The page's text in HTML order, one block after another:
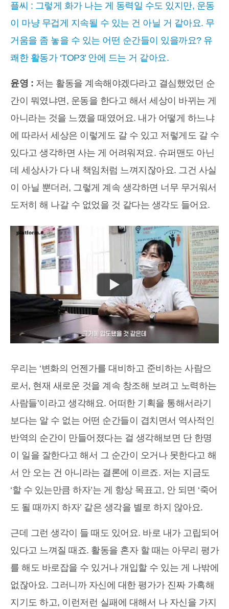
플씨 : 그렇게 화가 나는 게 동력일 수도 있지만, 운동
이 마냥 무겁게 지속될 수 있는 건 아닐 거 같아요. 무
거움을 좀 놓을 수 있는 어떤 순간들이 있을까요? 유
쾌한 활동가 ‘TOP3’ 안에 드는 거 같아요.
윤영 : 저는 활동을 계속해야겠다라고 결심했었던 순
간이 뭐였냐면, 운동을 한다고 해서 세상이 바뀌는 게
아니라는 것을 느꼈을 때였어요. 내가 어떻게 하느냐
에 따라서 세상은 이렇게도 갈 수 있고 저렇게도 갈 수
있다고 생각하면 사는 게 어려워져요. 슈퍼맨도 아닌
데 세상사가 다 내 책임처럼 느껴지잖아요. 그건 사실
이 아닐 뿐더러, 그렇게 계속 생각하면 너무 무거워서
도저히 해 나갈 수 없었을 것 같다는 생각도 들어요.
우리는 ‘변화의 언젠가를 대비하고 준비하는 사람으
로서, 현재 새로운 것을 계속 창조해 보려고 노력하는
사람들’이라고 생각해요. 어떠한 기획을 통해서라기
보다는 알 수 없는 어떤 순간들이 겹치면서 역사적인
반역의 순간이 만들어졌다는 걸 생각해보면 단 한명
이 일을 잘한다고 해서 그 순간이 오거나 못한다고 해
서 안 오는 건 아니라는 결론에 이르죠. 저는 지금도
‘할 수 있는만큼 하자’는 게 항상 목표고, 안 되면 ‘죽어
도 될 때까지 하자’ 같은 생각을 별로 하지 않아요.
근데 그런 생각이 들 때도 있어요. 바로 내가 고립되어
있다고 느껴질 때죠. 활동을 혼자 할 때는 아무리 평가
를 해도 바로잡을 수 있거나 개입할 수 있는 게 나밖에
없잖아요. 그러니까 자신에 대한 평가가 진짜 가혹해
지기도 하고, 이런저런 실패에 대해서 나 자신을 가지